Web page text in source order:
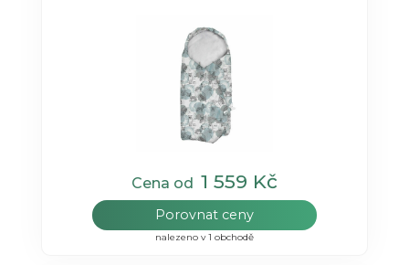
Cena od 1 559 Kč
Porovnat ceny
nalezeno v 1 obchodě